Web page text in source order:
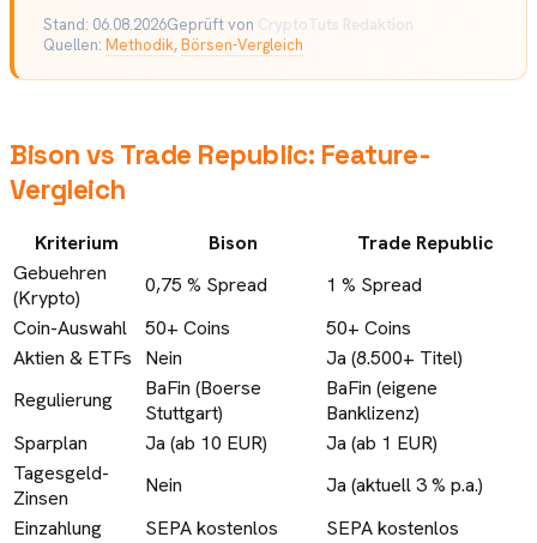
Stand: 06.08.2026Geprüft von CryptoTuts Redaktion
Quellen: Methodik,Börsen-Vergleich
Bison vs Trade Republic: Feature-
Vergleich
Kriterium Bison
Trade Republic
Gebuehren
(Krypto)
0,75 % Spread
1 % Spread
Coin-Auswahl
50+ Coins
50+ Coins
Aktien & ETFs
Nein
Ja (8.500+ Titel)
Regulierung
BaFin (Boerse
Stuttgart)
BaFin (eigene
Banklizenz)
Sparplan
Ja (ab 10 EUR)
Ja (ab 1 EUR)
Tagesgeld-
Zinsen
Nein
Ja (aktuell 3 % p.a.)
Einzahlung
SEPA kostenlos
SEPA kostenlos